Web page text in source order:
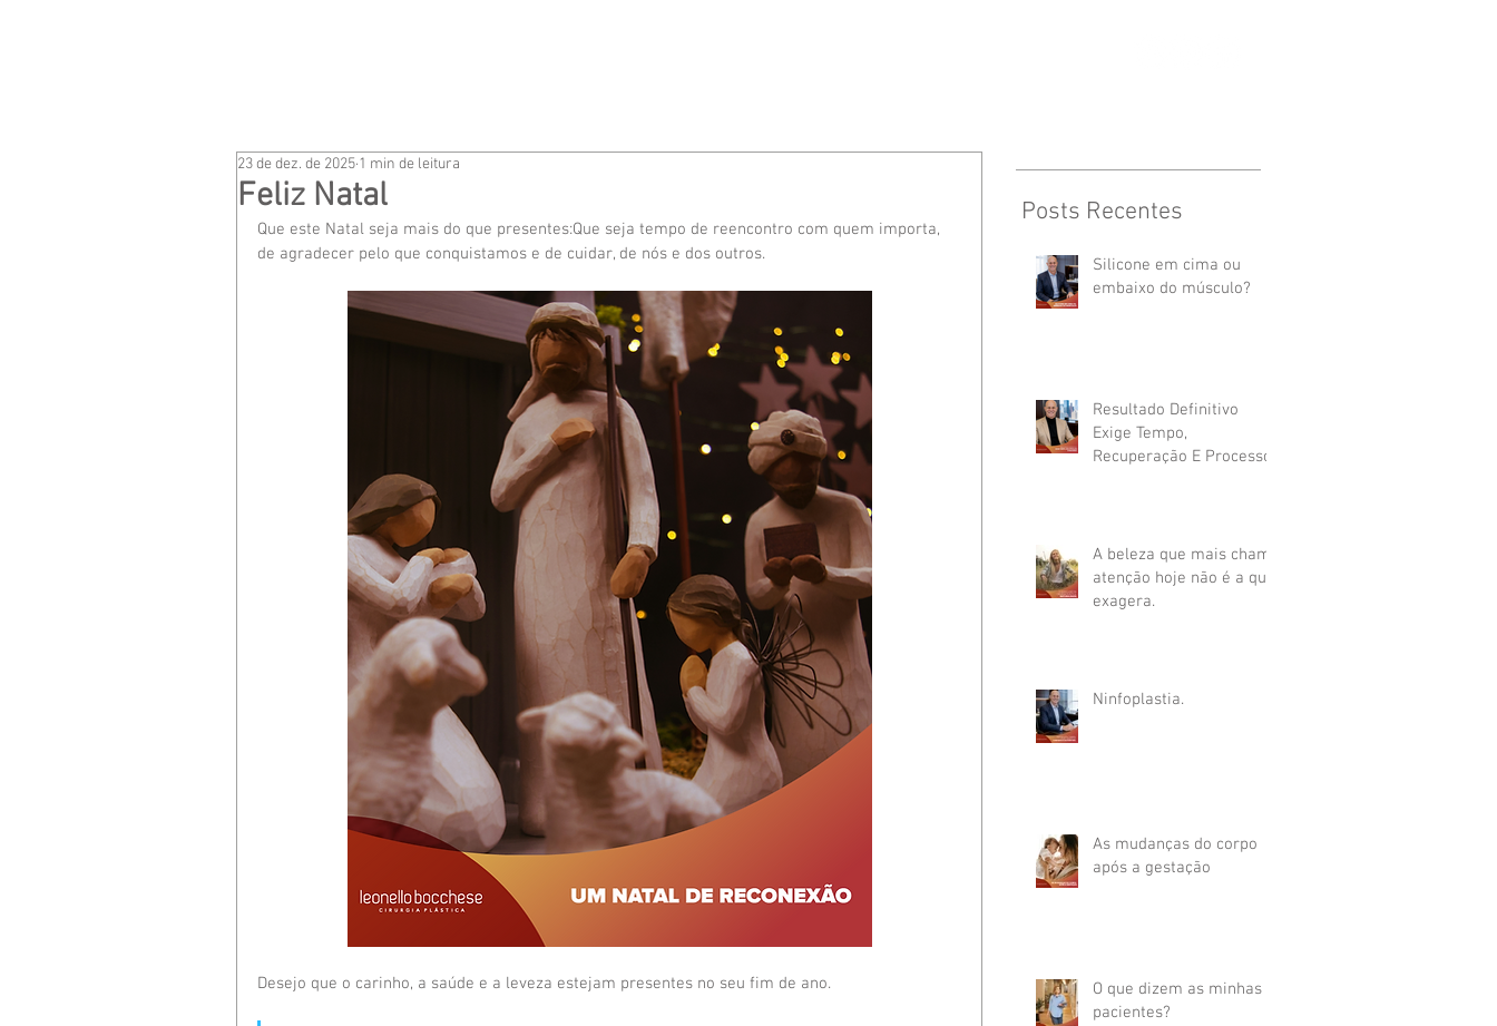
Feliz Natal
23 de dez. de 2025 1 min de leitura
Que este Natal seja mais do que presentes:Que seja tempo de reencontro com quem importa,
de agradecer pelo que conquistamos e de cuidar, de nós e dos outros.
Desejo que o carinho, a saúde e a leveza estejam presentes no seu fim de ano.
Posts Recentes
Silicone em cima ou
embaixo do músculo?
Resultado Definitivo
Exige Tempo,
Recuperação E Processo.
A beleza que mais chama
atenção hoje não é a que
exagera.
Ninfoplastia.
As mudanças do corpo
após a gestação
O que dizem as minhas
pacientes?